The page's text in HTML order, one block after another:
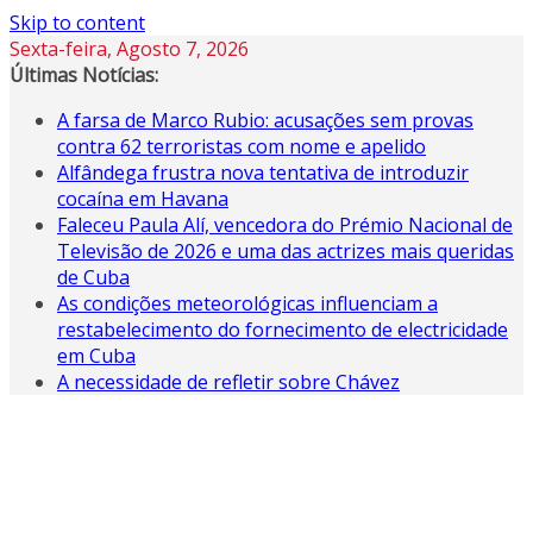
Skip to content
Sexta-feira, Agosto 7, 2026
Últimas Notícias:
A farsa de Marco Rubio: acusações sem provas
contra 62 terroristas com nome e apelido
Alfândega frustra nova tentativa de introduzir
cocaína em Havana
Faleceu Paula Alí, vencedora do Prémio Nacional de
Televisão de 2026 e uma das actrizes mais queridas
de Cuba
As condições meteorológicas influenciam a
restabelecimento do fornecimento de electricidade
em Cuba
A necessidade de refletir sobre Chávez